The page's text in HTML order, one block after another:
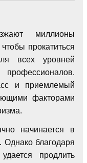
миллионы
прокатиться
всех уровней
и приемлемый
факторами
начинается в
Однако благодаря
продлить